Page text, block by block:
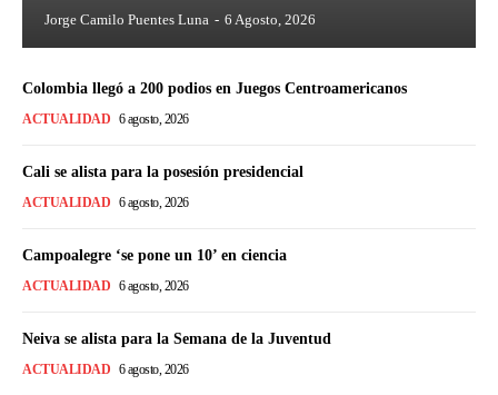
Jorge Camilo Puentes Luna - 6 Agosto, 2026
Colombia llegó a 200 podios en Juegos Centroamericanos
ACTUALIDAD 6 agosto, 2026
Cali se alista para la posesión presidencial
ACTUALIDAD 6 agosto, 2026
Campoalegre ‘se pone un 10’ en ciencia
ACTUALIDAD 6 agosto, 2026
Neiva se alista para la Semana de la Juventud
ACTUALIDAD 6 agosto, 2026